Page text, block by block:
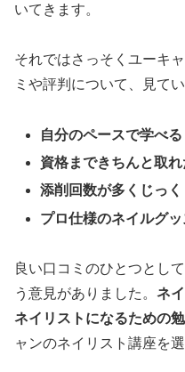
いてきます。
それではさっそくユーキ
ミや評判について、見て
自分のペースで学べる
資格まできちんと取れ
添削回数が多くじっ
プロ仕様のネイルグ
良い口コミのひとつとし
う意見がありました。 ネ
ネイリストになるための
ャンのネイリスト講座を